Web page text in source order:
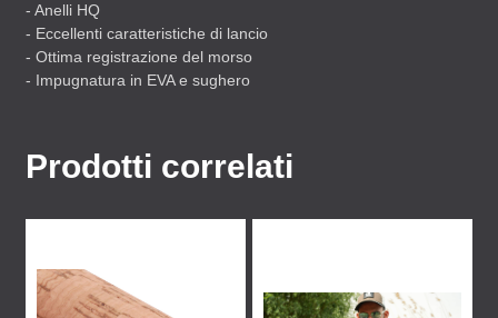
- Anelli HQ
- Eccellenti caratteristiche di lancio
- Ottima registrazione del morso
- Impugnatura in EVAe sughero
Prodotti correlati